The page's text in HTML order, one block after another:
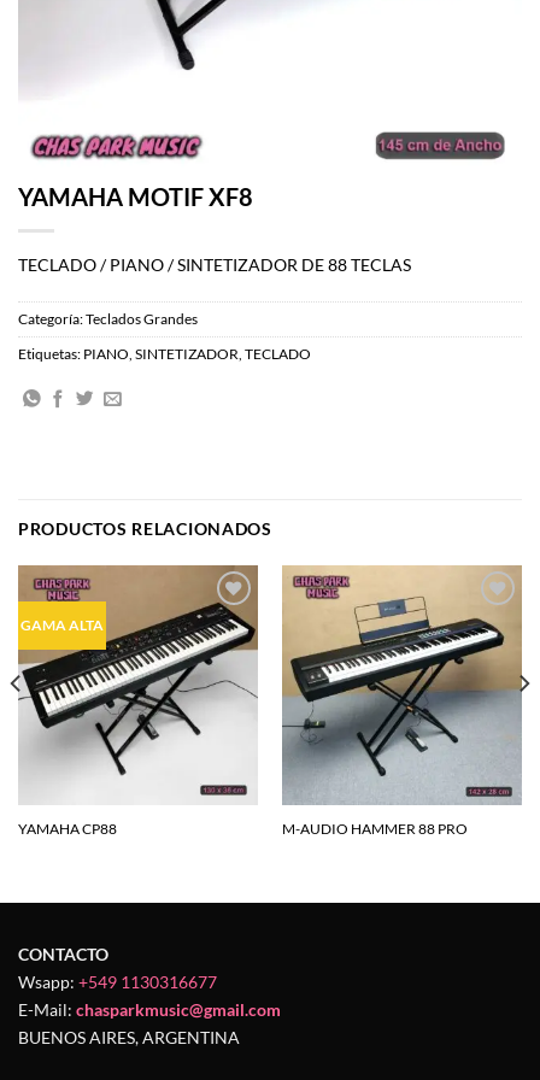
YAMAHA MOTIF XF8
TECLADO / PIANO / SINTETIZADOR DE 88 TECLAS
Categoría:Teclados Grandes
Etiquetas: PIANO SINTETIZADOR TECLADO
PRODUCTOS RELACIONADOS
GAMA ALTA
Agregar
a la
lista de
deseos
YAMAHA CP88
Agregar
a la
lista de
M-AUDIO HAMMER 88 PRO
CONTACTO
Wsapp: +549 1130316677
E-Mail: chasparkmusic@gmail.com
BUENOS AIRES, ARGENTINA